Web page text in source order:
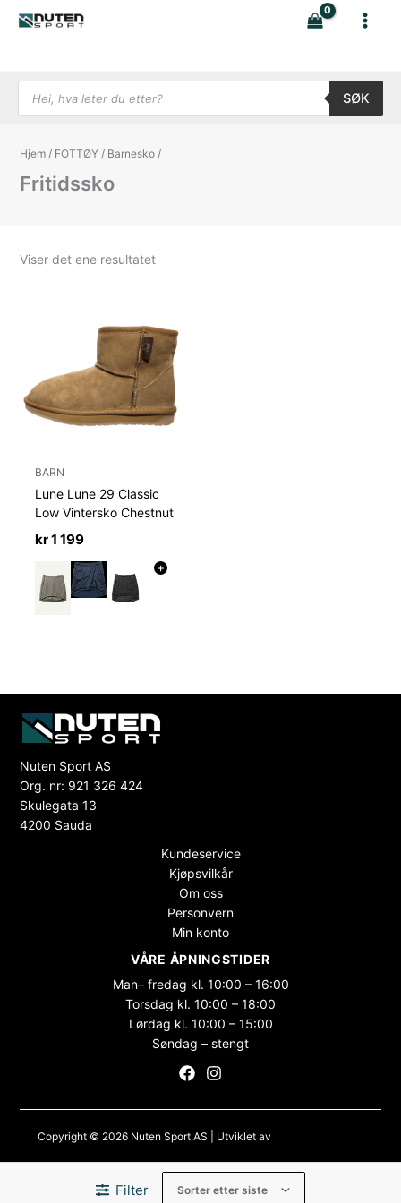
rett
Products search
SØK
Hjem / FOTTØY / Barnesko /
Fritidssko
Viser det ene resultatet
Filter
BARN
Lune Lune 29 Classic
Low Vintersko Chestnut
kr1 199
+
Nuten Sport AS
Org. nr: 921 326 424
Skulegata 13
4200 Sauda
Kundeservice
Kjøpsvilkår
Om oss
Personvern
Min konto
VÅRE ÅPNINGSTIDER
Man– fredag kl. 10:00 – 16:00
Torsdag kl. 10:00 – 18:00
Lørdag kl. 10:00 – 15:00
Søndag – stengt
Copyright © 2026 Nuten Sport AS | Utviklet av